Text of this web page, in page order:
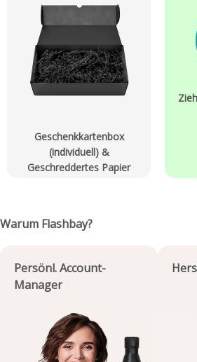
Geschenkkartenbox
(individuell) &
Geschreddertes Papier
Warum Flashbay?
Persönl. Account-
Manager